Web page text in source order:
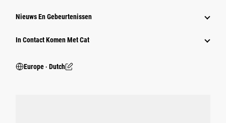
Nieuws En Gebeurtenissen
In Contact Komen Met Cat
Europe ‧ Dutch